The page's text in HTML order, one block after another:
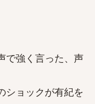
で強く言った、声
ショックが有紀を